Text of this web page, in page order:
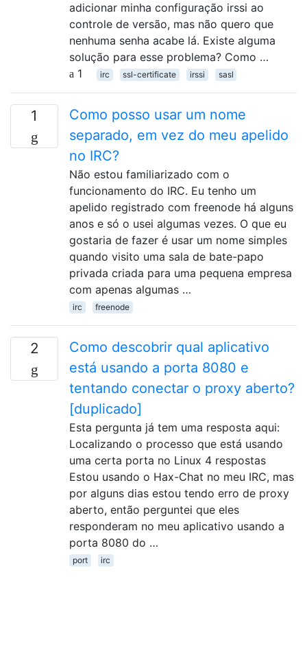
adicionar minha configuração irssi ao
controle de versão, mas não quero que
nenhuma senha acabe lá. Existe alguma
solução para esse problema? Como …
1
irc ssl-certificate irssi sasl
1
Como posso usar um nome
separado, em vez do meu apelido
no IRC?
Não estou familiarizado com o
funcionamento do IRC. Eu tenho um
apelido registrado com freenode há alguns
anos e só o usei algumas vezes. O que eu
gostaria de fazer é usar um nome simples
quando visito uma sala de bate-papo
privada criada para uma pequena empresa
com apenas algumas …
irc freenode
2
Como descobrir qual aplicativo
está usando a porta 8080 e
tentando conectar o proxy aberto?
[duplicado]
Esta pergunta já tem uma resposta aqui:
Localizando o processo que está usando
uma certa porta no Linux 4 respostas
Estou usando o Hax-Chat no meu IRC, mas
por alguns dias estou tendo erro de proxy
aberto, então perguntei que eles
responderam no meu aplicativo usando a
porta 8080 do …
port irc